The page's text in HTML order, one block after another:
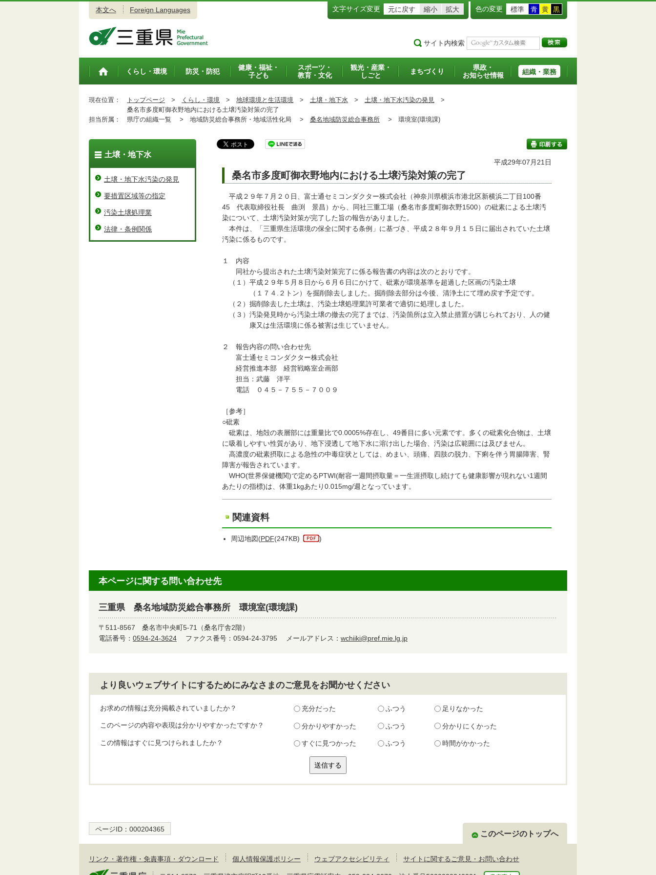
本文へ Foreign Languages 文字サイズ変更 元に戻す 縮小 拡大 色の変更 標準 青 黄 黒
サイト内検索
トップペ
くらし・環境 防災・防犯
健康・福祉・
子ども
スポーツ・
教育・文化
観光・産業・
しごと
まちづくり
県政・
お知らせ情報
組織・業務
現在位置： トップページ > くらし・環境 > 地球環境と生活環境 > 土壌・地下水 > 土壌・地下水汚染の発見 >
桑名市多度町御衣野地内における土壌汚染対策の完了
担当所属：
県庁の組織一覧 > 地域防災総合事務所・地域活性化局 > 桑名地域防災総合事務所 > 環境室(環境課)
印刷する
平成29年07月21日
桑名市多度町御衣野地内における土壌汚染対策の完了
平成２９年７月２０日、富士通セミコンダクター株式会社（神奈川県横浜市港北区新横浜二丁目100番
45 代表取締役社長 曲渕 景昌）から、同社三重工場（桑名市多度町御衣野1500）の砒素による土壌汚
染について、土壌汚染対策が完了した旨の報告がありました。
本件は、「三重県生活環境の保全に関する条例」に基づき、平成２８年９月１５日に届出されていた土壌
汚染に係るものです。
１ 内容
同社から提出された土壌汚染対策完了に係る報告書の内容は次のとおりです。
（１）平成２９年５月８日から６月６日にかけて、砒素が環境基準を超過した区画の汚染土壌
（１７４.２トン）を掘削除去しました。掘削除去部分は今後、清浄土にて埋め戻す予定です。
（２）掘削除去した土壌は、汚染土壌処理業許可業者で適切に処理しました。
（３）汚染発見時から汚染土壌の撤去の完了までは、汚染箇所は立入禁止措置が講じられており、人の健
康又は生活環境に係る被害は生じていません。
２ 報告内容の問い合わせ先
富士通セミコンダクター株式会社
経営推進本部 経営戦略室企画部
担当：武藤 洋平
電話 ０４５－７５５－７００９
［参考］
○砒素
砒素は、地殻の表層部には重量比で0.0005%存在し、49番目に多い元素です。多くの砒素化合物は、土壌
に吸着しやすい性質があり、地下浸透して地下水に溶け出した場合、汚染は広範囲には及びません。
高濃度の砒素摂取による急性の中毒症状としては、めまい、頭痛、四肢の脱力、下痢を伴う胃腸障害、腎
障害が報告されています。
WHO(世界保健機関)で定めるPTWI(耐容一週間摂取量＝一生涯摂取し続けても健康影響が現れない1週間
あたりの指標)は、体重1kgあたり0.015mg/週となっています。
関連資料
周辺地図(PDF(247KB) )
土壌・地下水
土壌・地下水汚染の発見
要措置区域等の指定
汚染土壌処理業
法律・条例関係
本ページに関する問い合わせ先
三重県 桑名地域防災総合事務所 環境室(環境課)
〒511-8567 桑名市中央町5-71（桑名庁舎2階）
電話番号： 0594-24-3624 ファクス番号：0594-24-3795 メールアドレス： wchiiki@pref.mie.lg.jp
より良いウェブサイトにするためにみなさまのご意見をお聞かせください
お求めの情報は充分掲載されていましたか？ 充分だった ふつう 足りなかった
このページの内容や表現は分かりやすかったですか？ 分かりやすかった ふつう 分かりにくかった
この情報はすぐに見つけられましたか？ すぐに見つかった ふつう 時間がかかった
ページID： 000204365
このページのトップへ
リンク・著作権・免責事項・ダウンロード 個人情報保護ポリシー ウェブアクセシビリティ サイトに関するご意見・お問い合わせ